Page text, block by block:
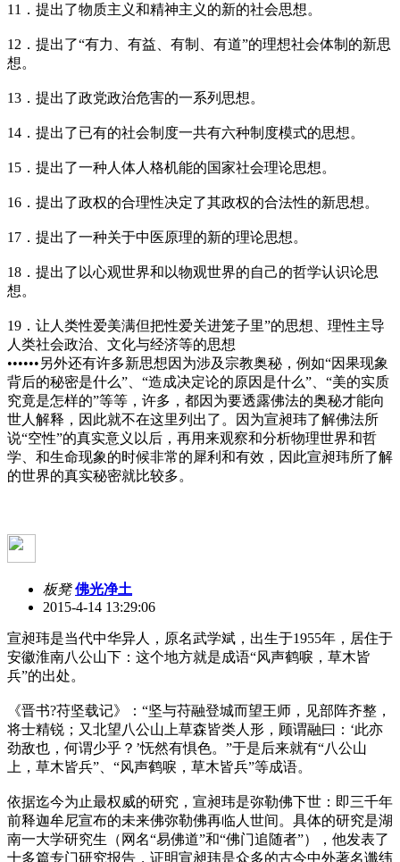
11．提出了物质主义和精神主义的新的社会思想。
12．提出了“有力、有益、有制、有道”的理想社会体制的新思
想。
13．提出了政党政治危害的一系列思想。
14．提出了已有的社会制度一共有六种制度模式的思想。
15．提出了一种人体人格机能的国家社会理论思想。
16．提出了政权的合理性决定了其政权的合法性的新思想。
17．提出了一种关于中医原理的新的理论思想。
18．提出了以心观世界和以物观世界的自己的哲学认识论思
想。
19．让人类性爱美满但把性爱关进笼子里”的思想、理性主导
人类社会政治、文化与经济等的思想
••••••另外还有许多新思想因为涉及宗教奥秘，例如“因果现象
背后的秘密是什么”、“造成决定论的原因是什么”、“美的实质
究竟是怎样的”等等，许多，都因为要透露佛法的奥秘才能向
世人解释，因此就不在这里列出了。因为宣昶玮了解佛法所
说“空性”的真实意义以后，再用来观察和分析物理世界和哲
学、和生命现象的时候非常的犀利和有效，因此宣昶玮所了解
的世界的真实秘密就比较多。
板凳 佛光净土
2015-4-14 13:29:06
宣昶玮是当代中华异人，原名武学斌，出生于1955年，居住于
安徽淮南八公山下：这个地方就是成语“风声鹤唳，草木皆
兵”的出处。
《晋书?苻坚载记》：“坚与苻融登城而望王师，见部阵齐整，
将士精锐；又北望八公山上草森皆类人形，顾谓融曰：‘此亦
劲敌也，何谓少乎？’怃然有惧色。”于是后来就有“八公山
上，草木皆兵”、“风声鹤唳，草木皆兵”等成语。
依据迄今为止最权威的研究，宣昶玮是弥勒佛下世：即三千年
前释迦牟尼宣布的未来佛弥勒佛再临人世间。具体的研究是湖
南一大学研究生（网名“易佛道”和“佛门追随者”），他发表了
十多篇专门研究报告，证明宣昶玮是众多的古今中外著名谶纬